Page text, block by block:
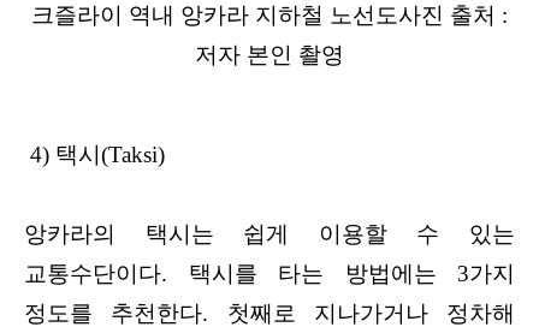
크즐라이 역내 앙카라 지하철 노선도사진 출처 :
저자 본인 촬영
4) 택시(Taksi)
앙카라의 택시는 쉽게 이용할 수 있는
교통수단이다. 택시를 타는 방법에는 3가지
정도를 추천한다. 첫째로 지나가거나 정차해